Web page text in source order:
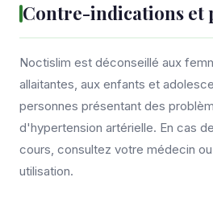
Contre-indications et
Noctislim est déconseillé aux
allaitantes, aux enfants et
personnes présentant des
d'hypertension artérielle. En cas
cours, consultez votre médecin
utilisation.